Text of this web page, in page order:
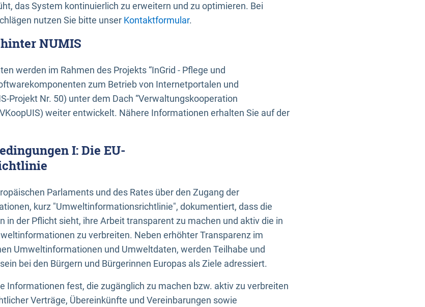
das System kontinuierlich zu erweitern und zu optimieren. Bei
nutzen Sie bitte unser Kontaktformular.
NUMIS
werden im Rahmen des Projekts “InGrid - Pflege und
zum Betrieb von Internetportalen und
Projekt Nr. 50) unter dem Dach “Verwaltungskooperation
weiter entwickelt. Nähere Informationen erhalten Sie auf der
I: Die EU-
Parlaments und des Rates über den Zugang der
kurz "Umweltinformationsrichtlinie", dokumentiert, dass die
in der Pflicht sieht, ihre Arbeit transparent zu machen und aktiv die in
zu verbreiten. Neben erhöhter Transparenz im
Umweltinformationen und Umweltdaten, werden Teilhabe und
bei den Bürgern und Bürgerinnen Europas als Ziele adressiert.
Informationen fest, die zugänglich zu machen bzw. aktiv zu verbreiten
Verträge, Übereinkünfte und Vereinbarungen sowie